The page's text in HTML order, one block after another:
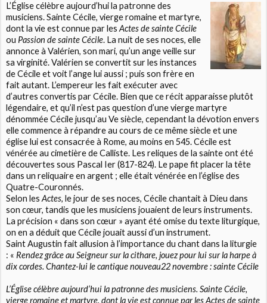
L’Église célèbre aujourd’hui la patronne des
musiciens. Sainte Cécile, vierge romaine et martyre,
dont la vie est connue par lesActes de sainte Cécile
ouPassion de sainte Cécile. La nuit de ses noces, elle
annonce à Valérien, son mari, qu’un ange veille sur
sa virginité. Valérien se convertit sur les instances
de Cécile et voit l’ange lui aussi ; puis son frère en
fait autant. L’empereur les fait exécuter avec
d’autres convertis par Cécile. Bien que ce récit apparaisse plutôt
légendaire, et qu’il n’est pas question d’une vierge martyre
dénommée Cécile jusqu’au Ve siècle, cependant la dévotion envers
elle commence à répandre au cours de ce même siècle et une
église lui est consacrée à Rome, au moins en 545. Cécile est
vénérée au cimetière de Calliste. Les reliques de la sainte ont été
découvertes sous Pascal Ier (817-824). Le pape fit placer la tête
dans un reliquaire en argent ; elle était vénérée en l’église des
Quatre-Couronnés.
Selon lesActes, le jour de ses noces, Cécile chantait à Dieu dans
son cœur, tandis que les musiciens jouaient de leurs instruments.
La précision « dans son cœur » ayant été omise du texte liturgique,
on en a déduit que Cécile jouait aussi d’un instrument.
Saint Augustin fait allusion à l’importance du chant dans la liturgie
: «Rendez grâce au Seigneur sur la cithare, jouez pour lui sur la harpe à
dix cordes. Chantez-lui le cantique nouveau22 novembre : sainte Cécile
L’Église célèbre aujourd’hui la patronne des musiciens. Sainte Cécile,
vierge romaine et martyre, dont la vie est connue par lesActes de sainte